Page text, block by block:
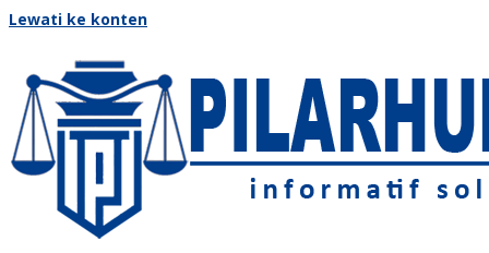
Lewati ke konten